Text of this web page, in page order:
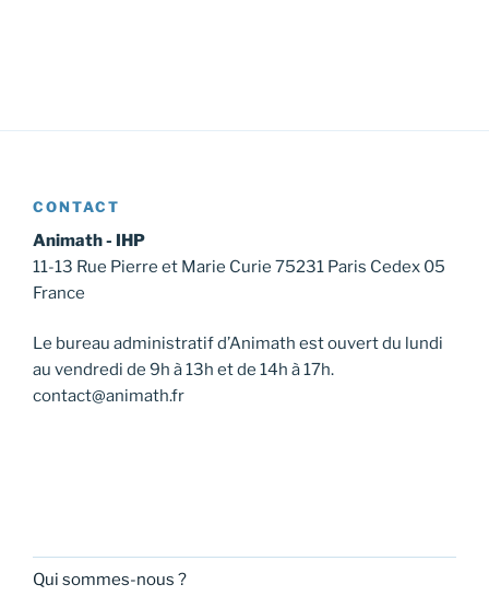
CONTACT
Animath - IHP
11-13 Rue Pierre et Marie Curie 75231 Paris Cedex 05
France
Le bureau administratif d’Animath est ouvert du lundi
au vendredi de 9h à 13h et de 14h à 17h.
contact@animath.fr
Qui sommes-nous ?